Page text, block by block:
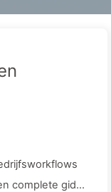
complete gids